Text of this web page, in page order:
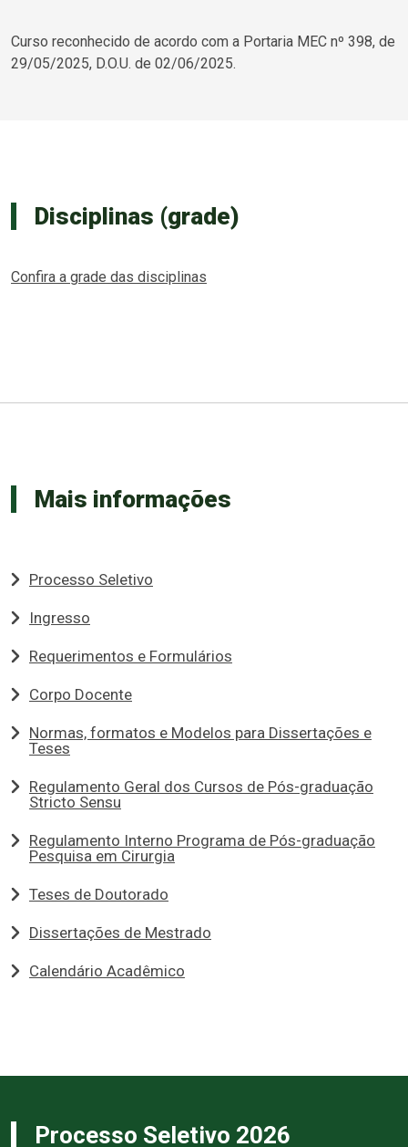
Curso reconhecido de acordo com a Portaria MEC nº 398, de
29/05/2025, D.O.U. de 02/06/2025.
Disciplinas (grade)
Confira a grade das disciplinas
Mais informações
Processo Seletivo
Ingresso
Requerimentos e Formulários
Corpo Docente
Normas, formatos e Modelos para Dissertações e
Teses
Regulamento Geral dos Cursos de Pós-graduação
Stricto Sensu
Regulamento Interno Programa de Pós-graduação
Pesquisa em Cirurgia
Teses de Doutorado
Dissertações de Mestrado
Calendário Acadêmico
Processo Seletivo 2026